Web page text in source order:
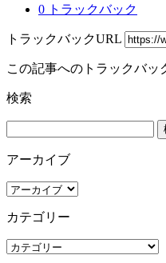
0 トラックバック
トラックバックURL
この記事へのトラックバッ
検索
アーカイブ
ア
カ
イ
ブ
カテゴリー
カ